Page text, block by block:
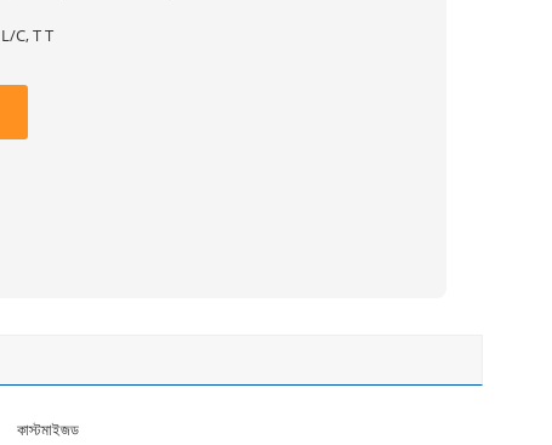
L/C, T T
কাস্টমাইজড